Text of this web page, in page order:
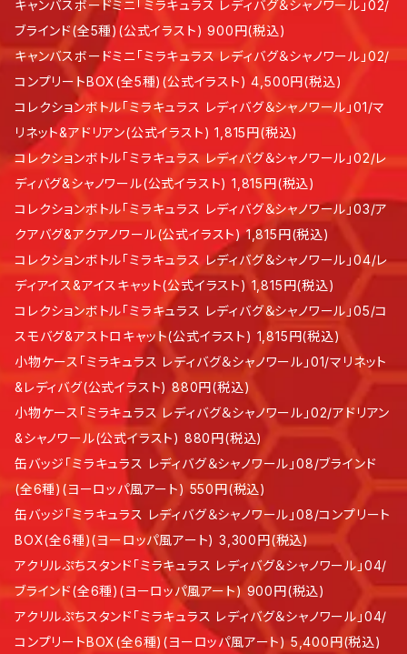
キャンバスボードミニ「ミラキュラス レディバグ＆シャノワール」02/
ブラインド(全5種)(公式イラスト) 900円(税込)
キャンバスボードミニ「ミラキュラス レディバグ＆シャノワール」02/
コンプリートBOX(全5種)(公式イラスト) 4,500円(税込)
コレクションボトル「ミラキュラス レディバグ＆シャノワール」01/マ
リネット&アドリアン(公式イラスト) 1,815円(税込)
コレクションボトル「ミラキュラス レディバグ＆シャノワール」02/レ
ディバグ&シャノワール(公式イラスト) 1,815円(税込)
コレクションボトル「ミラキュラス レディバグ＆シャノワール」03/ア
クアバグ&アクアノワール(公式イラスト) 1,815円(税込)
コレクションボトル「ミラキュラス レディバグ＆シャノワール」04/レ
ディアイス&アイスキャット(公式イラスト) 1,815円(税込)
コレクションボトル「ミラキュラス レディバグ＆シャノワール」05/コ
スモバグ&アストロキャット(公式イラスト) 1,815円(税込)
小物ケース「ミラキュラス レディバグ＆シャノワール」01/マリネット
&レディバグ(公式イラスト) 880円(税込)
小物ケース「ミラキュラス レディバグ＆シャノワール」02/アドリアン
&シャノワール(公式イラスト) 880円(税込)
缶バッジ「ミラキュラス レディバグ＆シャノワール」08/ブラインド
(全6種)(ヨーロッパ風アート) 550円(税込)
缶バッジ「ミラキュラス レディバグ＆シャノワール」08/コンプリート
BOX(全6種)(ヨーロッパ風アート) 3,300円(税込)
アクリルぷちスタンド「ミラキュラス レディバグ＆シャノワール」04/
ブラインド(全6種)(ヨーロッパ風アート) 900円(税込)
アクリルぷちスタンド「ミラキュラス レディバグ＆シャノワール」04/
コンプリートBOX(全6種)(ヨーロッパ風アート) 5,400円(税込)